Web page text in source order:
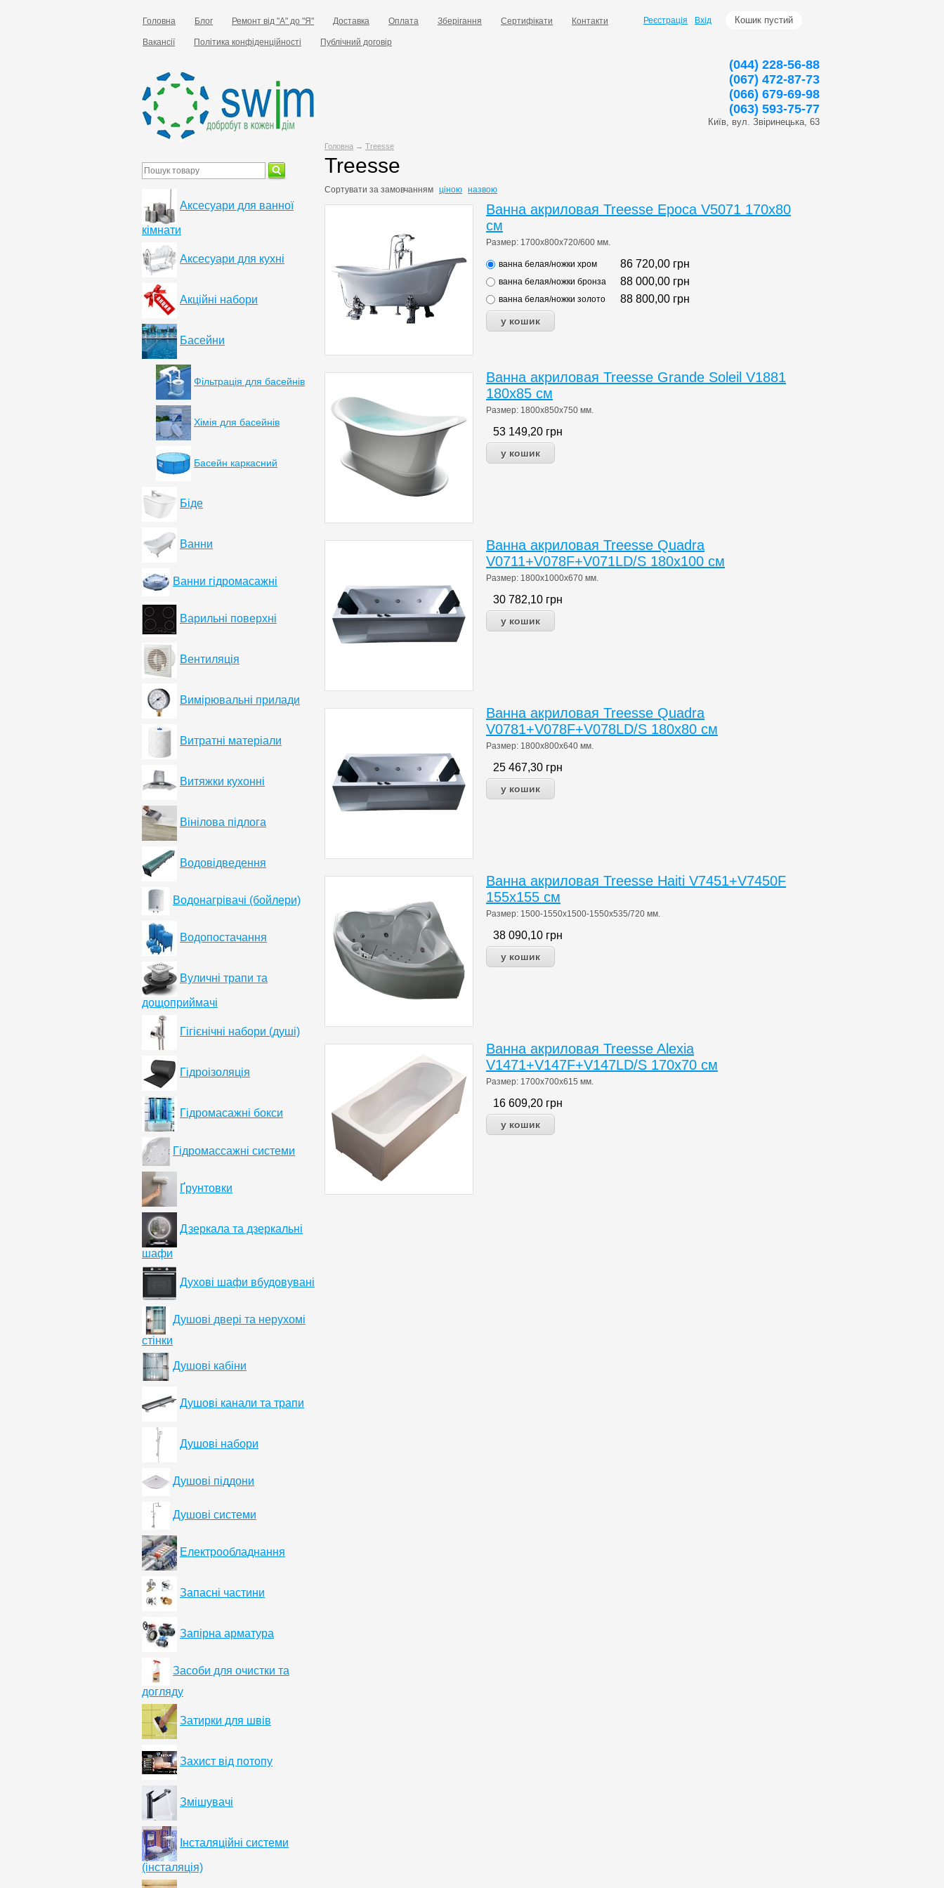
Головна Блог Ремонт від "А" до "Я" Доставка Оплата Зберігання Сертифікати Контакти
Вакансії Політика конфіденційності Публічний договір
Кошик пустий
Реєстрація Вхід
(044) 228-56-88
(067) 472-87-73
(066) 679-69-98
(063) 593-75-77
Київ, вул. Звіринецька, 63
Головна → Treesse
Treesse
Сортувати за замовчанням ціною назвою
Ванна акриловая Treesse Epoca V5071 170x80
см
Размер: 1700х800х720/600 мм.
ванна белая/ножки хром 86 720,00 грн
ванна белая/ножки бронза 88 000,00 грн
ванна белая/ножки золото 88 800,00 грн
Ванна акриловая Treesse Grande Soleil V1881
180x85 см
Размер: 1800х850х750 мм.
53 149,20 грн
Ванна акриловая Treesse Quadra
V0711+V078F+V071LD/S 180x100 см
Размер: 1800х1000х670 мм.
30 782,10 грн
Ванна акриловая Treesse Quadra
V0781+V078F+V078LD/S 180x80 см
Размер: 1800х800х640 мм.
25 467,30 грн
Ванна акриловая Treesse Haiti V7451+V7450F
155x155 см
Размер: 1500-1550х1500-1550х535/720 мм.
38 090,10 грн
Ванна акриловая Treesse Alexia
V1471+V147F+V147LD/S 170x70 см
Размер: 1700х700х615 мм.
16 609,20 грн
Аксесуари для ванної
кімнати
Аксесуари для кухні
Акційні набори
Басейни
Фільтрація для басейнів
Хімія для басейнів
Басейн каркасний
Біде
Ванни
Ванни гідромасажні
Варильні поверхні
Вентиляція
Вимірювальні прилади
Витратні матеріали
Витяжки кухонні
Вінілова підлога
Водовідведення
Водонагрівачі (бойлери)
Водопостачання
Вуличні трапи та
дощоприймачі
Гігієнічні набори (душі)
Гідроізоляція
Гідромасажні бокси
Гідромассажні системи
Ґрунтовки
Дзеркала та дзеркальні
шафи
Духові шафи вбудовувані
Душові двері та нерухомі
стінки
Душові кабіни
Душові канали та трапи
Душові набори
Душові піддони
Душові системи
Електрообладнання
Запасні частини
Запірна арматура
Засоби для очистки та
догляду
Затирки для швів
Захист від потопу
Змішувачі
Інсталяційні системи
(інсталяція)